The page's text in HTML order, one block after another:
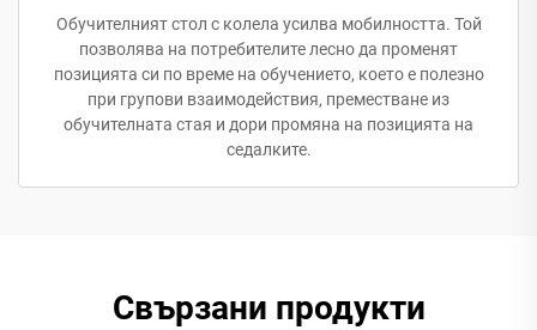
Обучителният стол с колела усилва мобилността. Той
позволява на потребителите лесно да променят
позицията си по време на обучението, което е полезно
при групови взаимодействия, преместване из
обучителната стая и дори промяна на позицията на
седалките.
Свързани продукти